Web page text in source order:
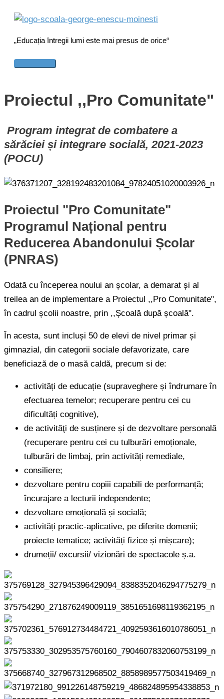
Skip
content
„Educația întregii lumi este mai presus de orice“
Main
Proiectul ,,Pro Comunitate"
Program integrat de combatere a
sărăciei și integrare socială, 2021-2023
(POCU)
Proiectul "Pro Comunitate"
Programul Național pentru
Reducerea Abandonului Școlar
(PNRAS)
Odată cu începerea noului an școlar, a demarat și al
treilea an de implementare a Proiectul ,,Pro Comunitate",
în cadrul școlii noastre, prin ,,Școală după școală".
În acesta, sunt incluși 50 de elevi de nivel primar și
gimnazial, din categorii sociale defavorizate, care
beneficiază de o masă caldă, precum si de:
activități de educație (supraveghere și îndrumare în
efectuarea temelor; recuperare pentru cei cu
dificultăți cognitive),
de activităţi de susținere și de dezvoltare personală
(recuperare pentru cei cu tulburări emoționale,
tulburări de limbaj, prin activități remediale,
consiliere;
dezvoltare pentru copiii capabili de performanță;
încurajare a lecturii independente;
dezvoltare emoțională și socială;
activități practic-aplicative, pe diferite domenii;
proiecte tematice; activități fizice și mișcare);
drumeții/ excursii/ vizionări de spectacole ș.a.